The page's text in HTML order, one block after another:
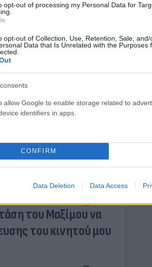
opt-out of processing my Personal Data for
opt-out of Collection, Use, Retention, Sale, and/
Data that Is Unrelated with the Purposes
allow Google to enable storage related to
identifiers in apps.
CONFIRM
Data Deletion Data Access
Κούρτη
για τη λίστα με τα 33
και από Ολυμπιακό
«Εκκωφαντική η
Αγγελική
του Μαξίμου να
του κινητού μου